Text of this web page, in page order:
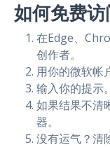
如何免费访
在Edge、
创作者。
用你的微软帐
输入你的提示
如果结果不清
器。
没有运气？清